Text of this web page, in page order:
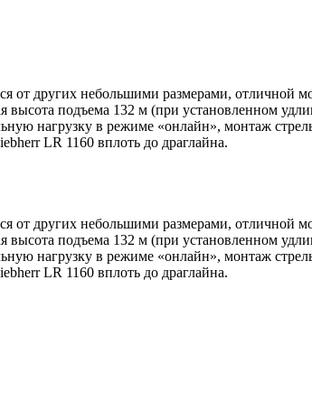
от других небольшими размерами, отличной
высота подъема 132 м (при установленном
нагрузку в режиме «онлайн», монтаж
LR 1160 вплоть до драглайна.
от других небольшими размерами, отличной
высота подъема 132 м (при установленном
нагрузку в режиме «онлайн», монтаж
LR 1160 вплоть до драглайна.